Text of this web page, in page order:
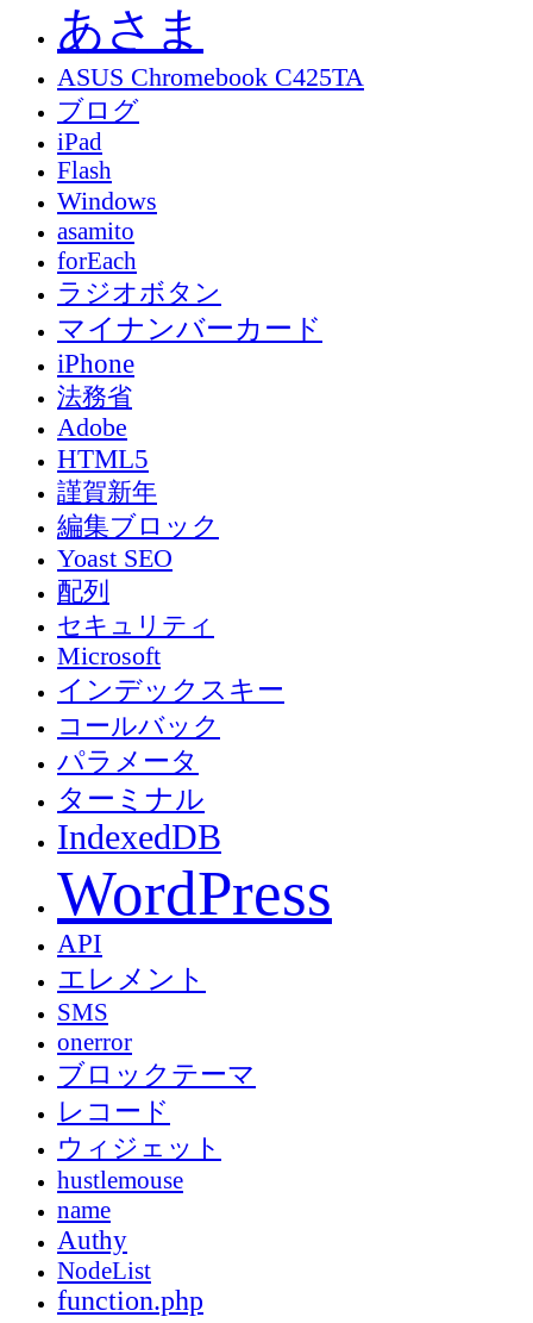
あさま
ASUS Chromebook C425TA
ブログ
iPad
Flash
Windows
asamito
forEach
ラジオボタン
マイナンバーカード
iPhone
法務省
Adobe
HTML5
謹賀新年
編集ブロック
Yoast SEO
配列
セキュリティ
Microsoft
インデックスキー
コールバック
パラメータ
ターミナル
IndexedDB
WordPress
API
エレメント
SMS
onerror
ブロックテーマ
レコード
ウィジェット
hustlemouse
name
Authy
NodeList
function.php